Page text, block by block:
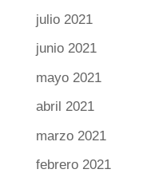
julio 2021
junio 2021
mayo 2021
abril 2021
marzo 2021
febrero 2021